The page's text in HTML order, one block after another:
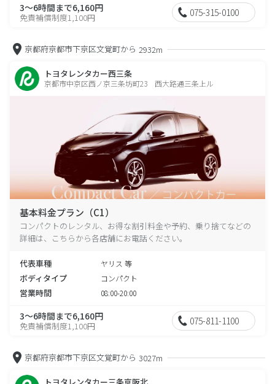
3～6時間まで6,160円
免責補償制度1,100円 075-315-0100
京都府京都市下京区文覚町から 2932m
トヨタレンタカー西三条
京都市中京区西ノ京三条坊町23 西大路通三条上ル
基本料金プラン（C1）
コンパクトのレンタル、お得な割引料金や予約、乗り捨てなどの
詳細は、こちらから各店舗にお電話ください。
代表車種 ヤリス 等
ボディタイプ コンパクト
営業時間 08:00-20:00
3～6時間まで6,160円
免責補償制度1,100円 075-811-1100
京都府京都市下京区文覚町から 3027m